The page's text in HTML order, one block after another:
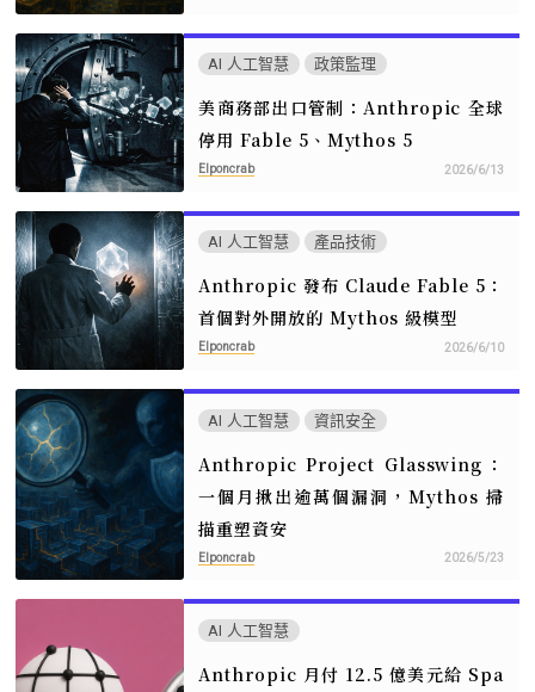
AI 人工智慧 政策監理
美商務部出口管制：Anthropic 全球
停用 Fable 5、Mythos 5
Elponcrab 2026/6/13
AI 人工智慧 產品技術
Anthropic 發布 Claude Fable 5：
首個對外開放的 Mythos 級模型
Elponcrab 2026/6/10
AI 人工智慧 資訊安全
Anthropic Project Glasswing：
一個月揪出逾萬個漏洞，Mythos 掃
描重塑資安
Elponcrab 2026/5/23
AI 人工智慧
Anthropic 月付 12.5 億美元給 Spa